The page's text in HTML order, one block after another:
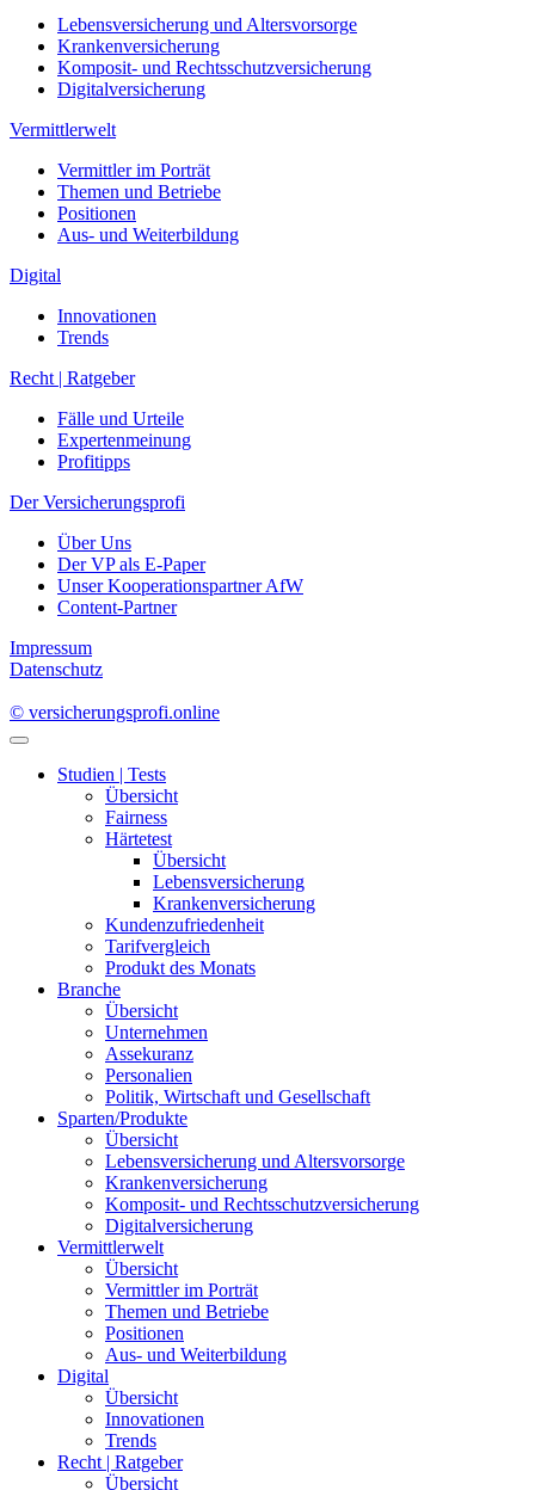
Lebensversicherung und Altersvorsorge
Krankenversicherung
Komposit- und Rechtsschutzversicherung
Digitalversicherung
Vermittlerwelt
Vermittler im Porträt
Themen und Betriebe
Positionen
Aus- und Weiterbildung
Digital
Innovationen
Trends
Recht | Ratgeber
Fälle und Urteile
Expertenmeinung
Profitipps
Der Versicherungsprofi
Über Uns
Der VP als E-Paper
Unser Kooperationspartner AfW
Content-Partner
Impressum
Datenschutz
© versicherungsprofi.online
Studien | Tests
Übersicht
Fairness
Härtetest
Übersicht
Lebensversicherung
Krankenversicherung
Kundenzufriedenheit
Tarifvergleich
Produkt des Monats
Branche
Übersicht
Unternehmen
Assekuranz
Personalien
Politik, Wirtschaft und Gesellschaft
Sparten/Produkte
Übersicht
Lebensversicherung und Altersvorsorge
Krankenversicherung
Komposit- und Rechtsschutzversicherung
Digitalversicherung
Vermittlerwelt
Übersicht
Vermittler im Porträt
Themen und Betriebe
Positionen
Aus- und Weiterbildung
Digital
Übersicht
Innovationen
Trends
Recht | Ratgeber
Übersicht